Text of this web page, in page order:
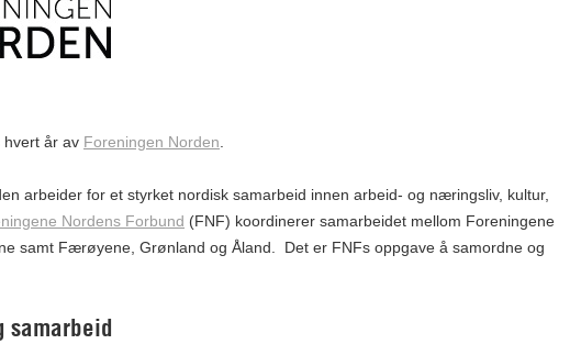
hvert år av Foreningen Norden
arbeider for et styrket nordisk samarbeid innen arbeid- og næringsliv, kultur,
Nordens Forbund (FNF) koordinerer samarbeidet mellom Foreningene
samt Færøyene, Grønland og Åland.
Det er FNFs oppgave å samordne og
samarbeid